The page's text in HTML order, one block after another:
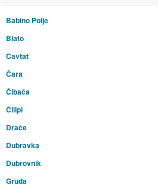
Babino Polje
Blato
Cavtat
Čara
Čibača
Čilipi
Drače
Dubravka
Dubrovnik
Gruda